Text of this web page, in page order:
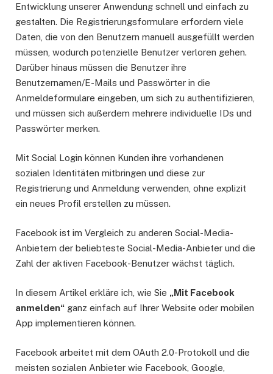
Entwicklung unserer Anwendung schnell und einfach zu
gestalten. Die Registrierungsformulare erfordern viele
Daten, die von den Benutzern manuell ausgefüllt werden
müssen, wodurch potenzielle Benutzer verloren gehen.
Darüber hinaus müssen die Benutzer ihre
Benutzernamen/E-Mails und Passwörter in die
Anmeldeformulare eingeben, um sich zu authentifizieren,
und müssen sich außerdem mehrere individuelle IDs und
Passwörter merken.
Mit Social Login können Kunden ihre vorhandenen
sozialen Identitäten mitbringen und diese zur
Registrierung und Anmeldung verwenden, ohne explizit
ein neues Profil erstellen zu müssen.
Facebook ist im Vergleich zu anderen Social-Media-
Anbietern der beliebteste Social-Media-Anbieter und die
Zahl der aktiven Facebook-Benutzer wächst täglich.
In diesem Artikel erkläre ich, wie Sie „Mit Facebook
anmelden“ ganz einfach auf Ihrer Website oder mobilen
App implementieren können.
Facebook arbeitet mit dem OAuth 2.0-Protokoll und die
meisten sozialen Anbieter wie Facebook, Google,